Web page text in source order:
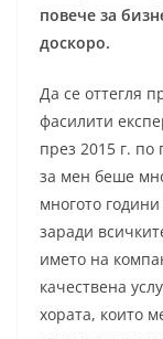
повече за
доскоро.
Да се оттегля
фасилити
през 2015 г.
за мен беше
многото
заради
името на
качествена
хората, които